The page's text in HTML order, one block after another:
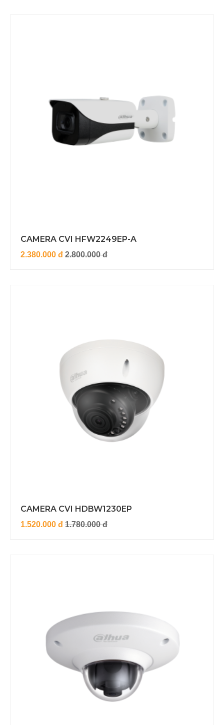
CAMERA CVI HFW2249EP-A
2.380.000 đ 2.800.000 đ
CAMERA CVI HDBW1230EP
1.520.000 đ 1.780.000 đ